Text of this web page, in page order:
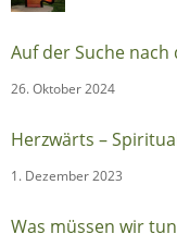
Auf der Suche
26. Oktober 2024
Herzwärts –
1. Dezember 2023
Was müssen wir